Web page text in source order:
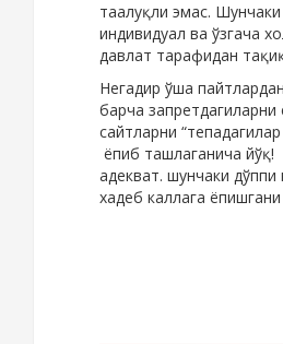
таалуқли эмас.
индивидуал ва ўзгача
давлат тарафидан
Негадир ўша
барча
сайтларни
ёпиб ташлаганича йўқ!
адекват. шунчаки дўппи
хадеб каллага